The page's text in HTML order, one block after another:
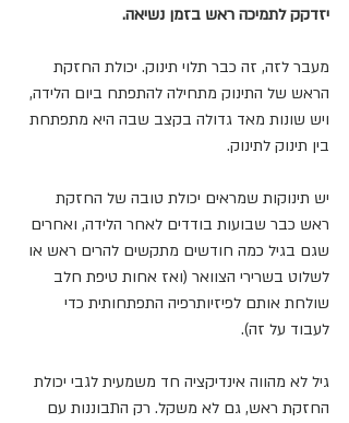
יזדקק לתמיכה ראש בזמן נשיאה.
מעבר לזה, זה כבר תלוי תינוק. יכולת החזקת
הראש של התינוק מתחילה להתפתח ביום הלידה,
ויש שונות מאד גדולה בקצב שבה היא מתפתחת
בין תינוק לתינוק.
יש תינוקות שמראים יכולת טובה של החזקת
ראש כבר שבועות בודדים לאחר הלידה, ואחרים
שגם בגיל כמה חודשים מתקשים להרים ראש או
לשלוט בשרירי הצוואר (ואז אחות טיפת חלב
שולחת אותם לפיזיותרפיה התפתחותית כדי
לעבוד על זה).
גיל לא מהווה אינדיקציה חד משמעית לגבי יכולת
החזקת ראש, גם לא משקל. רק התבוננות עם